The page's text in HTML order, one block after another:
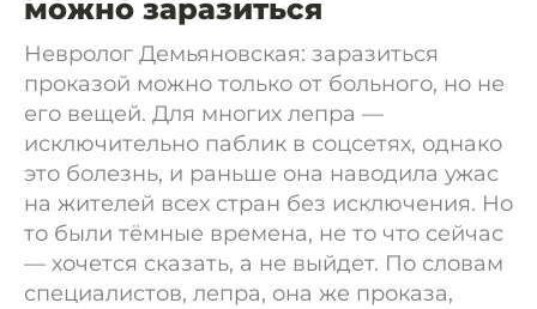
можно заразиться
Невролог Демьяновская: заразиться
проказой можно только от больного, но не
его вещей. Для многих лепра —
исключительно паблик в соцсетях, однако
это болезнь, и раньше она наводила ужас
на жителей всех стран без исключения. Но
то были тёмные времена, не то что сейчас
— хочется сказать, а не выйдет. По словам
специалистов, лепра, она же проказа,